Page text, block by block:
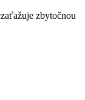
zbytočnou